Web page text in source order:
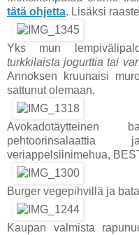
tätä ohjetta. Lisäksi
Yks mun
turkkilaista jogurttia tai
Annoksen kruunaisi
sattunut olemaan.
Avokadotäytteinen
veriappelsiinimehua,
Burger vegepihvillä ja
Kaupan valmista